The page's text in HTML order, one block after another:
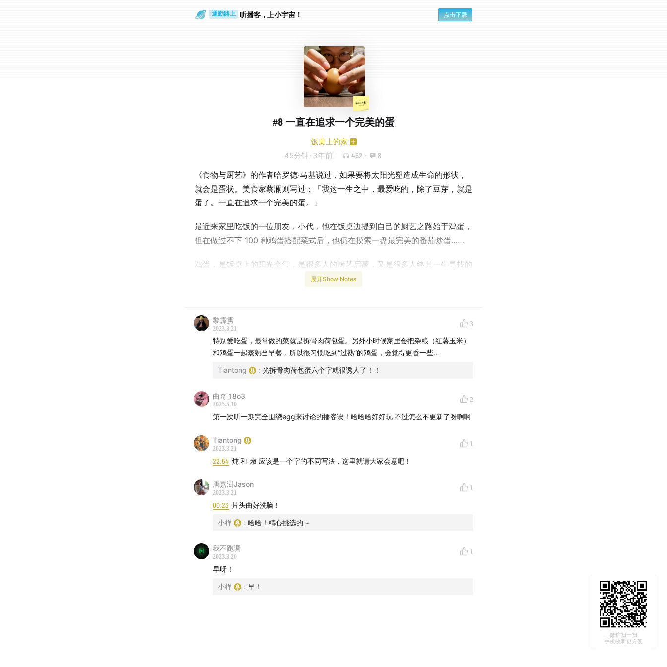
通勤路上 听播客，上小宇宙！ 点击下载
#8 一直在追求一个完美的蛋
饭桌上的家
45分钟 · 3年前 462 · 8
《食物与厨艺》的作者哈罗德·马基说过，如果要将太阳光塑造成生命的形状，
就会是蛋状。美食家蔡澜则写过：「我这一生之中，最爱吃的，除了豆芽，就是
蛋了。一直在追求一个完美的蛋。」
最近来家里吃饭的一位朋友，小代，他在饭桌边提到自己的厨艺之路始于鸡蛋，
但在做过不下 100 种鸡蛋搭配菜式后，他仍在摸索一盘最完美的番茄炒蛋……
鸡蛋，是饭桌上的阳光空气，是很多人的厨艺启蒙，又是很多人终其一生寻找的
享了各自心目中的完美鸡蛋。
的完美鸡蛋是什么样的？
春分已至，本期时食通讯也依然新鲜，希望你别错过~
特别感谢：本期访谈对象、鸡蛋爱好者 小代。
主播
Tiantong：离开家第 11 年的西安人
05:00 再熟悉不过的鸡蛋，也有冷知识和新吃法
太细了！分步骤科学炒蛋
25:44 有没有属于你的一颗「完美的蛋」？
时食通讯：春分的游艺和春水的味道
本期采用音乐素材
展开Show Notes
黎霹雳
2023.3.21
3
特别爱吃蛋，最常做的菜就是拆骨肉荷包蛋。另外小时候家里会把杂粮（红薯玉米）
和鸡蛋一起蒸熟当早餐，所以很习惯吃到“过熟”的鸡蛋，会觉得更香一些…
Tiantong : 光拆骨肉荷包蛋六个字就很诱人了！！
曲奇_18o3
2025.5.10
2
第一次听一期完全围绕egg来讨论的播客诶！哈哈哈好好玩 不过怎么不更新了呀啊啊
Tiantong
2023.3.21
1
22:54 炖 和 燉 应该是一个字的不同写法，这里就请大家会意吧！
唐嘉澍Jason
2023.3.21
1
00:23 片头曲好洗脑！
小样 : 哈哈！精心挑选的～
我不跑调
2023.3.20
1
早呀！
小样 : 早！
微信扫一扫
手机收听更方便